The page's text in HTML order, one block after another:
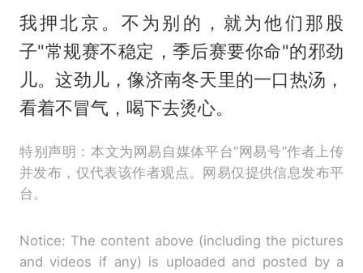
我押北京。不为别的，就为他们那股
子"常规赛不稳定，季后赛要你命"的邪劲
儿。这劲儿，像济南冬天里的一口热汤，
看着不冒气，喝下去烫心。
特别声明：本文为网易自媒体平台“网易号”作者上传
并发布，仅代表该作者观点。网易仅提供信息发布平
台。
Notice: The content above (including the pictures
and videos if any) is uploaded and posted by a